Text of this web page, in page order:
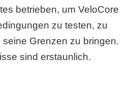
betrieben, um VeloCore
zu testen, zu
Grenzen zu bringen.
sind erstaunlich.